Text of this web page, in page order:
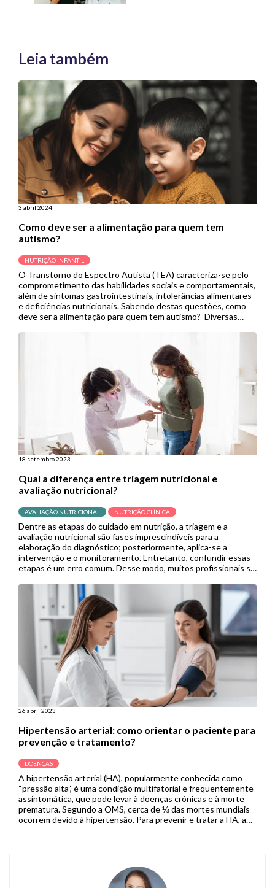
Leia também
3 abril 2024
Como deve ser a alimentação para quem tem
autismo?
NUTRIÇÃO INFANTIL
O Transtorno do Espectro Autista (TEA) caracteriza-se pelo
comprometimento das habilidades sociais e comportamentais,
além de sintomas gastrointestinais, intolerâncias alimentares
e deficiências nutricionais. Sabendo destas questões, como
deve ser a alimentação para quem tem autismo? Diversas
propostas pela ciência. Neste artigo, iremos conhecer as
18 setembro 2023
Qual a diferença entre triagem nutricional e
avaliação nutricional?
AVALIAÇÃO NUTRICIONAL NUTRIÇÃO CLÍNICA
Dentre as etapas do cuidado em nutrição, a triagem e a
avaliação nutricional são fases imprescindíveis para a
elaboração do diagnóstico; posteriormente, aplica-se a
intervenção e o monitoramento. Entretanto, confundir essas
etapas é um erro comum. Desse modo, muitos profissionais se
diferencia da […]
26 abril 2023
Hipertensão arterial: como orientar o paciente para
prevenção e tratamento?
DOENÇAS
A hipertensão arterial (HA), popularmente conhecida como
“pressão alta”, é uma condição multifatorial e frequentemente
assintomática, que pode levar à doenças crônicas e à morte
prematura. Segundo a OMS, cerca de ⅓ das mortes mundiais
ocorrem devido à hipertensão. Para prevenir e tratar a HA, a